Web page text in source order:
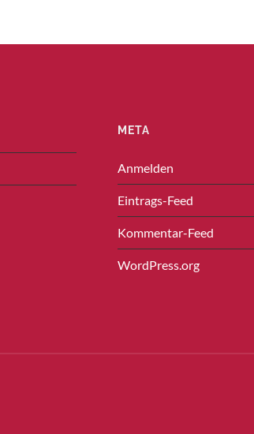
META
Anmelden
Eintrags-Feed
Kommentar-Feed
WordPress.org